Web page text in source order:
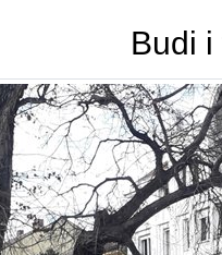
Budi